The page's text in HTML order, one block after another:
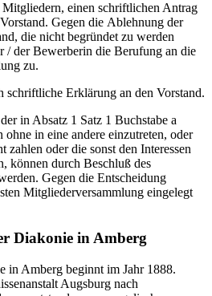
einen schriftlichen Antrag
Gegen die Ablehnung der
die nicht begründet zu werden
/ der Bewerberin die Berufung an die
zu.
Erklärung an den Vorstand.
in Absatz 1 Satz 1 Buchstabe a
ohne in eine andere einzutreten, oder
zahlen oder die sonst den Interessen
können durch Beschluß des
Gegen die Entscheidung
Mitgliederversammlung eingelegt
Diakonie in Amberg
in Amberg beginnt im Jahr 1888.
Augsburg nach